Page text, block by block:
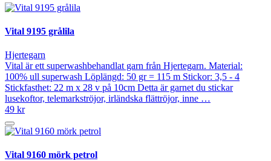
Vital 9195 grålila
Hjertegarn
Vital är ett superwashbehandlat garn från Hjertegarn. Material:
100% ull superwash Löplängd: 50 gr = 115 m Stickor: 3,5 - 4
Stickfasthet: 22 m x 28 v på 10cm Detta är garnet du stickar
lusekoftor, telemarkströjor, irländska flättröjor, inne …
49 kr
Vital 9160 mörk petrol